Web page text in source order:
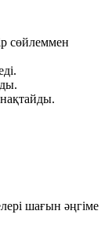
сөйлеммен
шағын әңгіме